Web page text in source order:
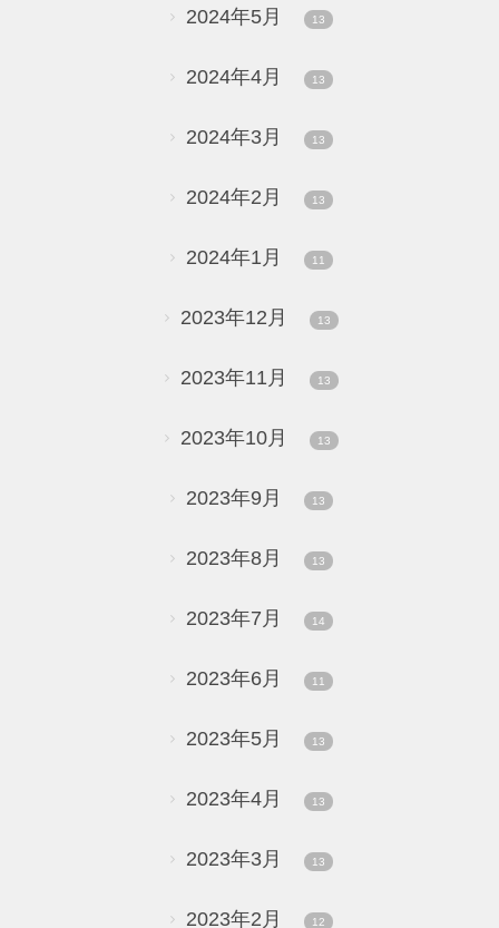
2024年5月 13
2024年4月 13
2024年3月 13
2024年2月 13
2024年1月 11
2023年12月 13
2023年11月 13
2023年10月 13
2023年9月 13
2023年8月 13
2023年7月 14
2023年6月 11
2023年5月 13
2023年4月 13
2023年3月 13
2023年2月 12